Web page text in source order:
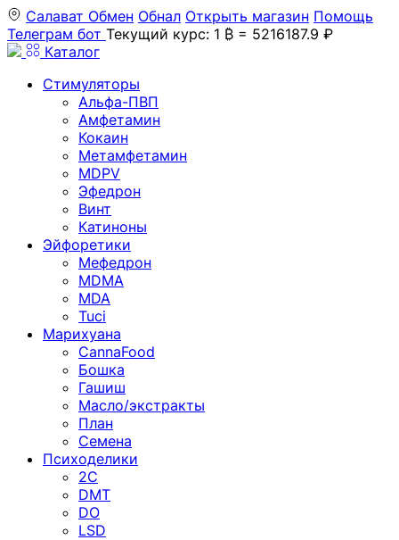
Салават Обмен Обнал Открыть магазин Помощь
Телеграм бот Текущий курс: 1 ₿ = 5216187.9 ₽
Каталог
Стимуляторы
Альфа-ПВП
Амфетамин
Кокаин
Метамфетамин
MDPV
Эфедрон
Винт
Катиноны
Эйфоретики
Мефедрон
MDMA
MDA
Tuci
Марихуана
CannaFood
Бошка
Гашиш
Масло/экстракты
План
Семена
Психоделики
2C
DMT
DO
LSD